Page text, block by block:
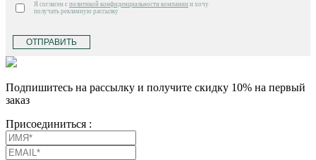
Я согласен с политикой конфиденциальности компании и хочу
получать рекламную рассылку
ОТПРАВИТЬ
Подпишитесь на рассылку и получите скидку 10% на первый
заказ
Присоединиться :